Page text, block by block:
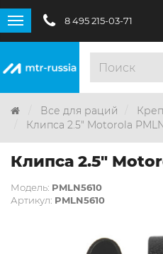
8 495 215-03-71
Все для раций
Клипса 2.5" Motorola
Клипса 2.5"
Модель: PMLN5610
Артикул: PMLN5610